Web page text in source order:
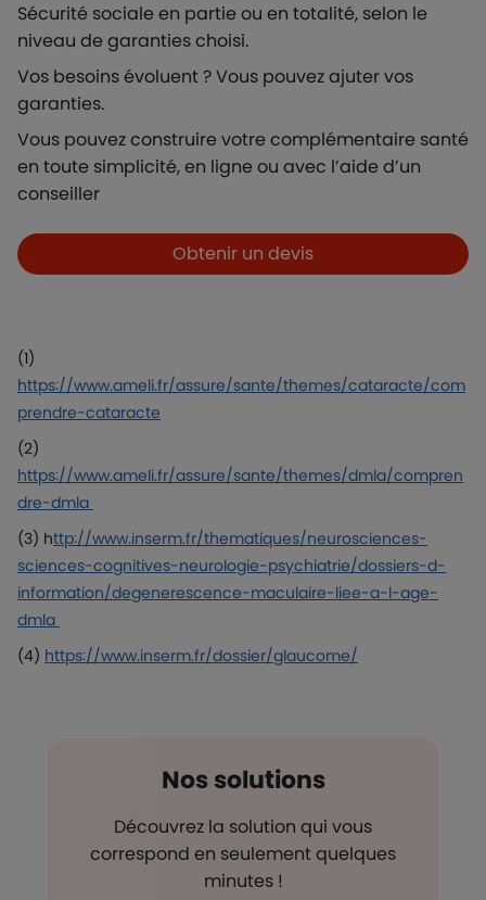
Sécurité sociale en partie ou en totalité, selon le
niveau de garanties choisi.
Vos besoins évoluent ? Vous pouvez ajuter vos
garanties.
Vous pouvez construire votre complémentaire santé
en toute simplicité, en ligne ou avec l’aide d’un
conseiller
Boutons et liens
Obtenir un devis
(1)
https://www.ameli.fr/assure/sante/themes/cataracte/com
prendre-cataracte
(2)
https://www.ameli.fr/assure/sante/themes/dmla/compren
dre-dmla
(3) http://www.inserm.fr/thematiques/neurosciences-
sciences-cognitives-neurologie-psychiatrie/dossiers-d-
information/degenerescence-maculaire-liee-a-l-age-
dmla
(4) https://www.inserm.fr/dossier/glaucome/
Nos solutions
Découvrez la solution qui vous
correspond en seulement quelques
minutes !